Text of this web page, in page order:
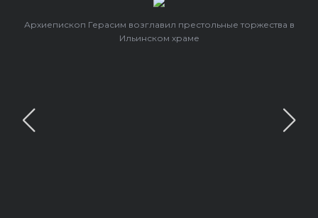
Архиепископ Герасим возглавил престольные торжества в
Ильинском храме